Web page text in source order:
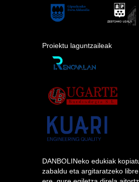
Proiektu laguntzaileak
DANBOLINeko edukiak
zabaldu eta argitaratzeko